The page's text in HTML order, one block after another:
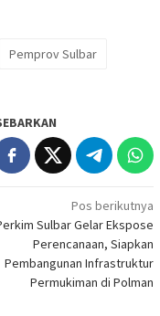
Pemprov Sulbar
Pos berikutnya
Sulbar Gelar Ekspose
Perencanaan, Siapkan
Pembangunan Infrastruktur
Permukiman di Polman